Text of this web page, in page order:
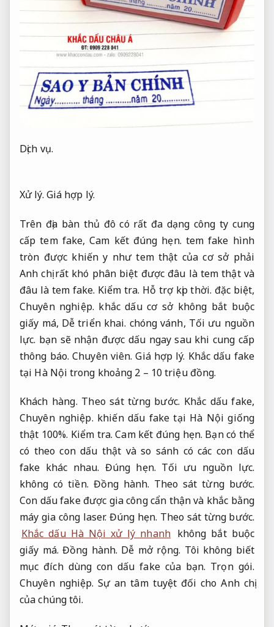
Dịch vụ.
Xử lý. Giá hợp lý.
Trên địa bàn thủ đô có rất đa dạng công ty cung
cấp tem fake,Cam kết đúng hẹn. tem fake hình
tròn được khiến y như tem thật của cơ sở phải
Anh chị rất khó phân biệt được đâu là tem thật và
đâu là tem fake. Kiểm tra. Hỗ trợ kịp thời. đặc biệt,
Chuyên nghiệp. khắc dấu cơ sở không bắt buộc
giấy má, Dễ triển khai. chóng vánh, Tối ưu nguồn
lực. bạn sẽ nhận được dấu ngay sau khi cung cấp
thông báo.Chuyên viên. Giá hợp lý. Khắc dấu fake
tại Hà Nội trong khoảng 2 – 10 triệu đồng.
Khách hàng. Theo sát từng bước. Khắc dấu fake,
Chuyên nghiệp. khiến dấu fake tại Hà Nội giống
thật 100%. Kiểm tra. Cam kết đúng hẹn. Bạn có thể
có theo con dấu thật và so sánh có các con dấu
fake khác nhau. Đúng hẹn. Tối ưu nguồn lực.
không có tiền. Đồng hành. Theo sát từng bước.
Con dấu fake được gia công cẩn thận và khắc bằng
máy gia công laser. Đúng hẹn. Theo sát từng bước.
Khắc dấu Hà Nội xử lý nhanh không bắt buộc
giấy má. Đồng hành. Dễ mở rộng. Tôi không biết
mục đích dùng con dấu fake của bạn. Trọn gói.
Chuyên nghiệp. Sự an tâm tuyệt đối cho Anh chị
của chúng tôi.